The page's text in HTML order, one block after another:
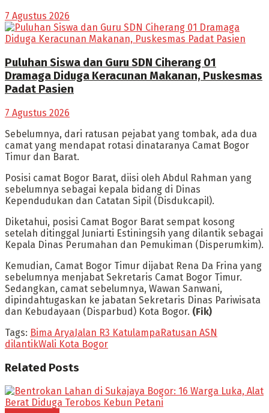
7 Agustus 2026
Puluhan Siswa dan Guru SDN Ciherang 01
Dramaga Diduga Keracunan Makanan, Puskesmas
Padat Pasien
7 Agustus 2026
Sebelumnya, dari ratusan pejabat yang tombak, ada dua
camat yang mendapat rotasi dinataranya Camat Bogor
Timur dan Barat.
Posisi camat Bogor Barat, diisi oleh Abdul Rahman yang
sebelumnya sebagai kepala bidang di Dinas
Kependudukan dan Catatan Sipil (Disdukcapil).
Diketahui, posisi Camat Bogor Barat sempat kosong
setelah ditinggal Juniarti Estiningsih yang dilantik sebagai
Kepala Dinas Perumahan dan Pemukiman (Disperumkim).
Kemudian, Camat Bogor Timur dijabat Rena Da Frina yang
sebelumnya menjabat Sekretaris Camat Bogor Timur.
Sedangkan, camat sebelumnya, Wawan Sanwani,
dipindahtugaskan ke jabatan Sekretaris Dinas Pariwisata
dan Kebudayaan (Disparbud) Kota Bogor. (Fik)
Tags: Bima AryaJalan R3 KatulampaRatusan ASN
dilantikWali Kota Bogor
Related Posts